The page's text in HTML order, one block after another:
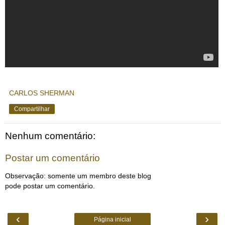
CARLOS SHERMAN
Compartilhar
Nenhum comentário:
Postar um comentário
Observação: somente um membro deste blog
pode postar um comentário.
‹ ›
Página inicial